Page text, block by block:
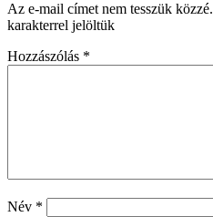
Az e-mail címet nem tesszük közzé.
karakterrel jelöltük
Hozzászólás *
Név *